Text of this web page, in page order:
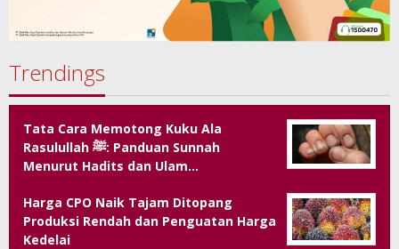
Trendings
Tata Cara Memotong Kuku Ala
Rasulullah ﷺ: Panduan Sunnah
Menurut Hadits dan Ulam…
Harga CPO Naik Tajam Ditopang
Produksi Rendah dan Penguatan Harga
Kedelai